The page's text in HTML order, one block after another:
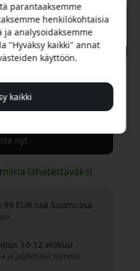
EUR
nyt
lähetettäväksi
EUR:ssa Suomi:ssa
10-12 elokuu
ja jäljitettävä toimitus
parantaaksemme
henkilökohtaisia
ja analysoidaksemme
"Hyväksy kaikki" annat
käyttöön.
kaikki
täyden hinnan.